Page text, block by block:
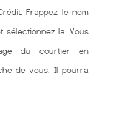
Frappez le nom
sélectionnez la. Vous
du courtier en
de vous. Il pourra